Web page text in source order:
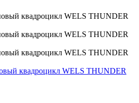
квадроцикл WELS THUNDER